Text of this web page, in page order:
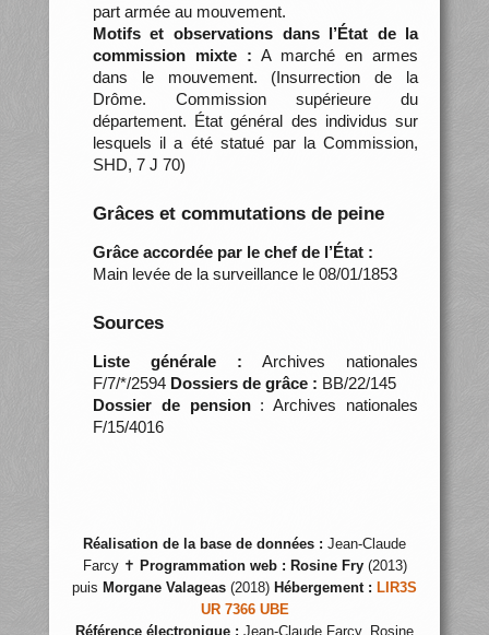
part armée au mouvement.
Motifs et observations dans l’État de la
commission mixte : A marché en armes
dans le mouvement. (Insurrection de la
Drôme. Commission supérieure du
département. État général des individus sur
lesquels il a été statué par la Commission,
SHD, 7 J 70)
Grâces et commutations de peine
Grâce accordée par le chef de l’État :
Main levée de la surveillance le 08/01/1853
Sources
Liste générale : Archives nationales
F/7/*/2594 Dossiers de grâce : BB/22/145
Dossier de pension: Archives nationales
F/15/4016
Réalisation de la base de données : Jean-Claude
Farcy ✝ Programmation web : Rosine Fry(2013)
puis Morgane Valageas (2018) Hébergement : LIR3S
UR 7366 UBE
Référence électronique : Jean-Claude Farcy, Rosine